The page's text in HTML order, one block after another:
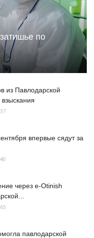
по
из Павлодарской
впервые сядут за
через e-Otinish
павлодарской